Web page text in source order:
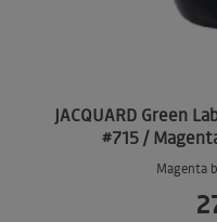
JACQUARD Green
#715 /
Magenta